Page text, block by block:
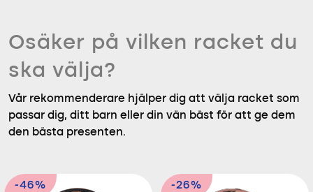
Osäker på vilken racket du
ska välja?
Vår rekommenderare hjälper dig att välja racket som
passar dig, ditt barn eller din vän bäst för att ge dem
den bästa presenten.
-46% -26%